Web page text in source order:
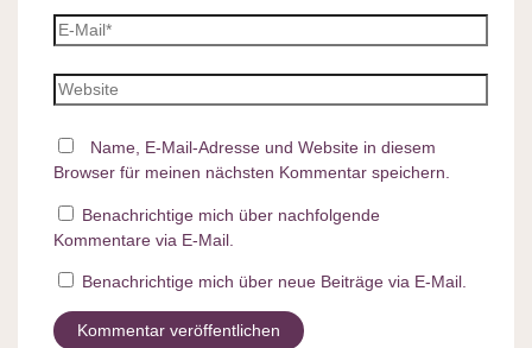
Name, E-Mail-Adresse und Website in diesem
Browser für meinen nächsten Kommentar speichern.
Benachrichtige mich über nachfolgende
Kommentare via E-Mail.
Benachrichtige mich über neue Beiträge via E-Mail.